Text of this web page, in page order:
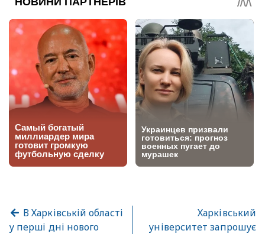
В Харківській області
у перші дні нового
Харківський
університет запрошує